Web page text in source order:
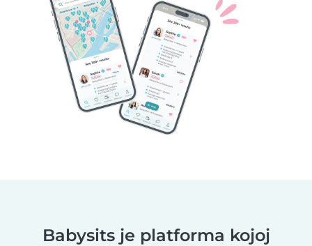
Babysits je platforma kojoj